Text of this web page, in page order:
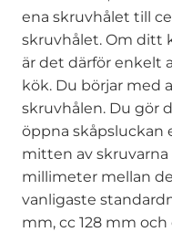
ena skruvhålet till
skruvhålet. Om ditt
är det därför enkelt
kök. Du börjar med
skruvhålen. Du gör
öppna skåpsluckan
mitten av skruvarna
millimeter mellan
vanligaste
mm, cc 128 mm